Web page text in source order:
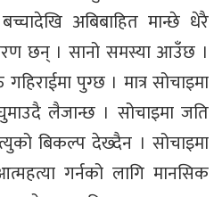
अबिबाहित मान्छे धेरै
छन् । सानो समस्या आउँछ ।
पुग्छ । मात्र सोचाइमा
लैजान्छ । सोचाइमा जति
बिकल्प देख्दैन । सोचाइमा
गर्नको लागि मानसिक